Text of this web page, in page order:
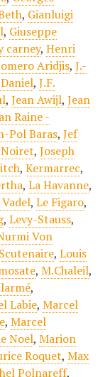
, Gianluigi
, Giuseppe
carney, Henri
Aridjis, J.-
, J.F.
, Jean Awijl, Jean
Raine -
Pol Baras, Jef
, Joseph
, Kermarrec,
, La Havanne,
, Le Figaro,
, Levy-Stauss,
Von
, Louis
, M.Chaleil,
,
Labie, Marcel
, Marcel
Noel, Marion
Roquet, Max
Polnareff,